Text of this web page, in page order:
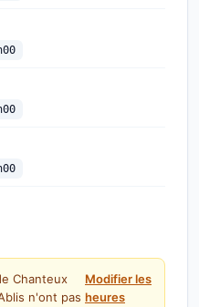
Chanteux
n'ont pas
Modifier les
heures